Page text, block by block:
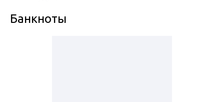
Банкноты